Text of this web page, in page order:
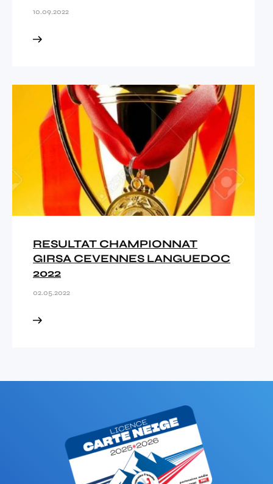
10.09.2022
RESULTAT CHAMPIONNAT
GIRSA CEVENNES LANGUEDOC
2022
02.05.2022